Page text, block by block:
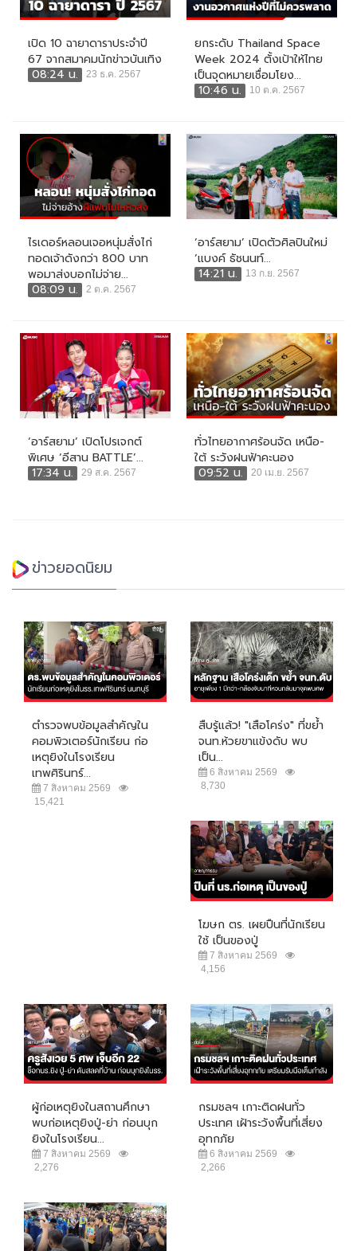
เปิด 10 ฉายาดาราประจำปี
67 จากสมาคมนักข่าวบันเทิง
08:24 น.
23 ธ.ค. 2567
ยกระดับ Thailand Space
Week 2024 ตั้งเป้าให้ไทย
เป็นจุดหมายเชื่อมโยง...
10:46 น.
10 ต.ค. 2567
ไรเดอร์หลอนเจอหนุ่มสั่งไก่
ทอดเจ้าดังกว่า 800 บาท
พอมาส่งบอกไม่จ่าย...
08:09 น.
2 ต.ค. 2567
‘อาร์สยาม’ เปิดตัวศิลปินใหม่
‘แบงค์ ธัชนนท์...
14:21 น.
13 ก.ย. 2567
‘อาร์สยาม’ เปิดโปรเจกต์
พิเศษ ‘อีสาน BATTLE’...
17:34 น.
29 ส.ค. 2567
ทั่วไทยอากาศร้อนจัด เหนือ-
ใต้ ระวังฝนฟ้าคะนอง
09:52 น.
20 เม.ย. 2567
ข่าวยอดนิยม
ตำรวจพบข้อมูลสำคัญใน
คอมพิวเตอร์นักเรียน ก่อ
เหตุยิงในโรงเรียน
เทพศิรินทร์...
7 สิงหาคม 2569
15,421
สืบรู้แล้ว! "เสือโคร่ง" ที่ขย้ำ
จนท.ห้วยขาแข้งดับ พบ
เป็น...
6 สิงหาคม 2569
8,730
โฆษก ตร. เผยปืนที่นักเรียน
ใช้ เป็นของปู่
7 สิงหาคม 2569
4,156
ผู้ก่อเหตุยิงในสถานศึกษา
พบก่อเหตุยิงปู่-ย่า ก่อนบุก
ยิงในโรงเรียน...
7 สิงหาคม 2569
2,276
กรมชลฯ เกาะติดฝนทั่ว
ประเทศ เฝ้าระวังพื้นที่เสี่ยง
อุทกภัย
6 สิงหาคม 2569
2,266